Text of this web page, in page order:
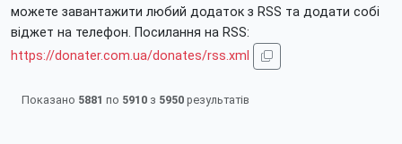
можете завантажити любий додаток з RSS та додати собі
віджет на телефон. Посилання на RSS:
https://donater.com.ua/donates/rss.xml
Показано 5881 по 5910 з 5950 результатів